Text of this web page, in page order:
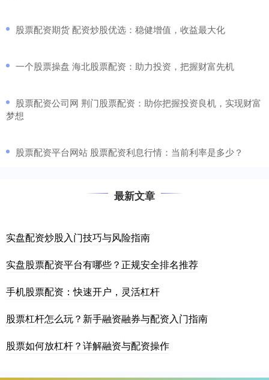
​股票配资期货 配资炒股优选：稳健增值，收益最大化
​一个股票操盘 海北股票配资：助力投资，把握财富先机
​股票配资公司网 荆门股票配资：助你把握投资良机，实现财富
梦想
​股票配资平台网站 股票配资利息行情：当前利率是多少？
最新文章
实盘配资炒股入门技巧与风险指南
实盘股票配资平台有哪些？正规安全排名推荐
手机股票配资：快速开户，灵活杠杆
股票杠杆怎么玩？新手融资融券与配资入门指南
股票如何放杠杆？详解融资与配资操作